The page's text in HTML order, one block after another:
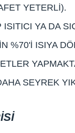
YETERLİ).
YA DA
%70'İ ISIYA
SEYREK